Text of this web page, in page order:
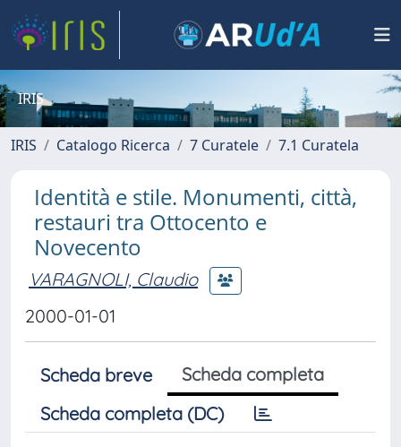
IRIS
IRIS Catalogo Ricerca 7 Curatele 7.1 Curatela
Identità e stile. Monumenti, città,
restauri tra Ottocento e
Novecento
VARAGNOLI, Claudio
2000-01-01
Scheda breve
Scheda completa
Scheda completa (DC)